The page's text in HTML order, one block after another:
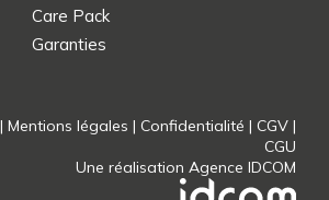
Care Pack
Garanties
Mentions légales | Confidentialité | CGV |
CGU
Une réalisation Agence IDCOM